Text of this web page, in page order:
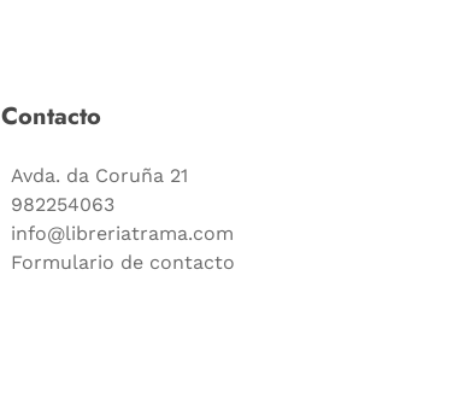
Contacto
Avda. da Coruña 21
982254063
info@libreriatrama.com
Formulario de contacto